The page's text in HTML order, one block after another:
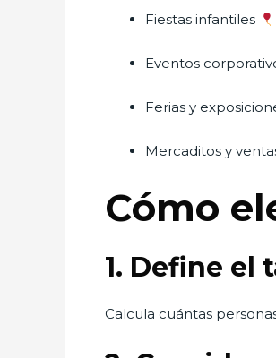
Fiestas infantiles
Eventos
Ferias y
Mercaditos y
Cómo
1. Define el
Calcula cuántas